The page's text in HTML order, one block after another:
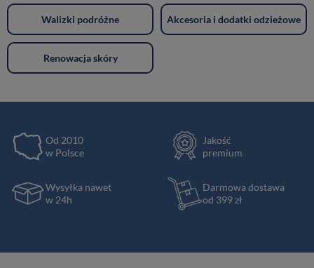
Walizki podróżne Akcesoria i dodatki odzieżowe
Renowacja skóry
Od 2010
w Polsce
Jakość
premium
Wysyłka nawet
w 24h
Darmowa dostawa
od 399 zł